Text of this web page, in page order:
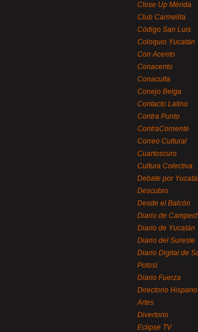
Close Up Mérida
Club Carmelita
Código San Luis
Coloquio Yucatán
Con Acento
Conacento
Conaculta
Conejo Belga
Contacto Latino
Contra Punto
ContraCorriente
Correo Cultural
Cuartoscuro
Cultura Colectiva
Debate por
Descubro
Desde el Balcón
Diario de
Diario de Yucatán
Diario del Sureste
Diario Digital de
Potosí
Diario Fuerza
Directorio
Artes
Divertorio
Eclipse TV